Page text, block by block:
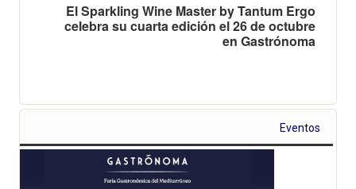
El Sparkling Wine Master by Tantum Ergo
celebra su cuarta edición el 26 de octubre
en Gastrónoma
Eventos